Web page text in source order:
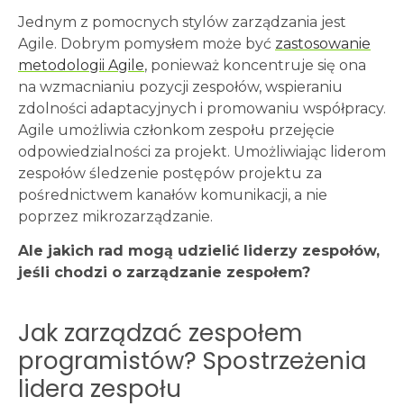
Jednym z pomocnych stylów zarządzania jest
Agile. Dobrym pomysłem może być zastosowanie
metodologii Agile, ponieważ koncentruje się ona
na wzmacnianiu pozycji zespołów, wspieraniu
zdolności adaptacyjnych i promowaniu współpracy.
Agile umożliwia członkom zespołu przejęcie
odpowiedzialności za projekt. Umożliwiając liderom
zespołów śledzenie postępów projektu za
pośrednictwem kanałów komunikacji, a nie
poprzez mikrozarządzanie.
Ale jakich rad mogą udzielić liderzy zespołów,
jeśli chodzi o zarządzanie zespołem?
Jak zarządzać zespołem
programistów? Spostrzeżenia
lidera zespołu